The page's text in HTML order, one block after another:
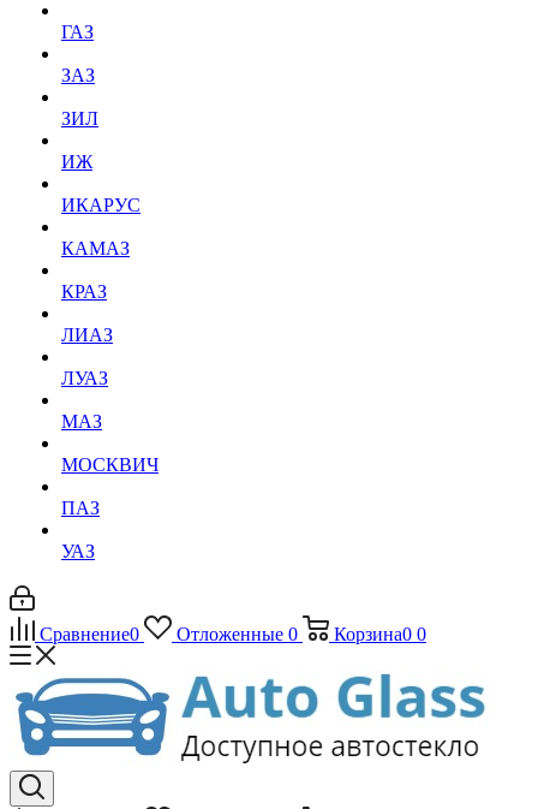
ГАЗ
ЗАЗ
ЗИЛ
ИЖ
ИКАРУС
КАМАЗ
КРАЗ
ЛИАЗ
ЛУАЗ
МАЗ
МОСКВИЧ
ПАЗ
УАЗ
Сравнение0 Отложенные 0 Корзина0 0